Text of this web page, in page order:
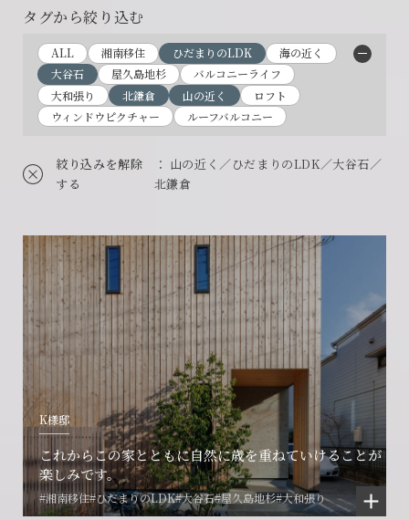
タグから絞り込む
ALL 湘南移住 ひだまりのLDK
海の近く
大谷石
屋久島地杉
バルコニーライフ
大和張り
北鎌倉 山の近く
ロフト
ウィンドウピクチャー
ルーフバルコニー
絞り込みを解除
する
： 山の近く／ひだまりのLDK／大谷石／
北鎌倉
K様邸
これからこの家とともに自然に歳を重ねていけることが
楽しみです。
#湘南移住#ひだまりのLDK#大谷石#屋久島地杉#大和張り